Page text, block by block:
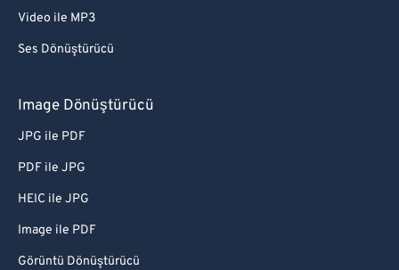
Video ile MP3
Ses Dönüştürücü
Image Dönüştürücü
JPG ile PDF
PDF ile JPG
HEIC ile JPG
Image ile PDF
Görüntü Dönüştürücü